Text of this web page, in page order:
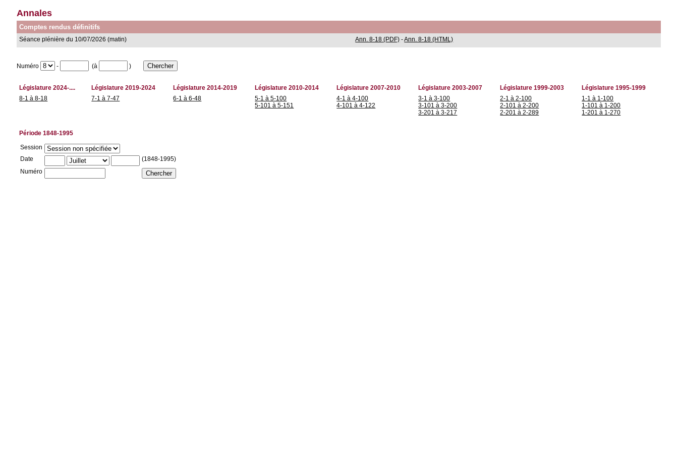
Annales
Comptes rendus définitifs
Séance plénière du 10/07/2026 (matin) Ann. 8-18 (PDF) -Ann. 8-18 (HTML)
Numéro - (à )
Législature 2024-....
8-1 à 8-18
Législature 2019-2024
7-1 à 7-47
Législature 2014-2019
6-1 à 6-48
Législature 2010-2014
5-1 à 5-100
5-101 à 5-151
Législature 2007-2010
4-1 à 4-100
4-101 à 4-122
Législature 2003-2007
3-1 à 3-100
3-101 à 3-200
3-201 à 3-217
Législature 1999-2003
2-1 à 2-100
2-101 à 2-200
2-201 à 2-289
Législature 1995-1999
1-1 à 1-100
1-101 à 1-200
1-201 à 1-270
Période 1848-1995
Session
Date
(1848-1995)
Numéro